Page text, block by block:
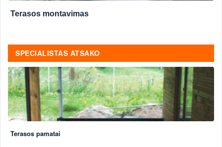
Terasos montavimas
SPECIALISTAS ATSAKO
Terasos pamatai